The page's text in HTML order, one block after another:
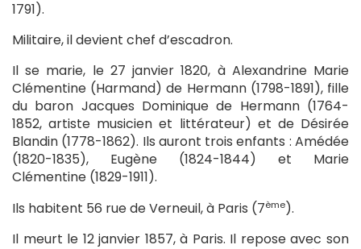
1791).
Militaire, il devient chef d’escadron.
Il se marie, le 27 janvier 1820, à Alexandrine Marie
Clémentine (Harmand) de Hermann (1798-1891), fille
du baron Jacques Dominique de Hermann (1764-
1852, artiste musicien et littérateur) et de Désirée
Blandin (1778-1862). Ils auront trois enfants : Amédée
(1820-1835), Eugène (1824-1844) et Marie
Clémentine (1829-1911).
Ils habitent 56 rue de Verneuil, à Paris (7ème).
Il meurt le 12 janvier 1857, à Paris. Il repose avec son